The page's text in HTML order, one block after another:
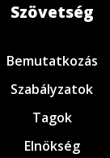
Szövetség
Bemutatkozás
Szabályzatok
Tagok
Elnökség